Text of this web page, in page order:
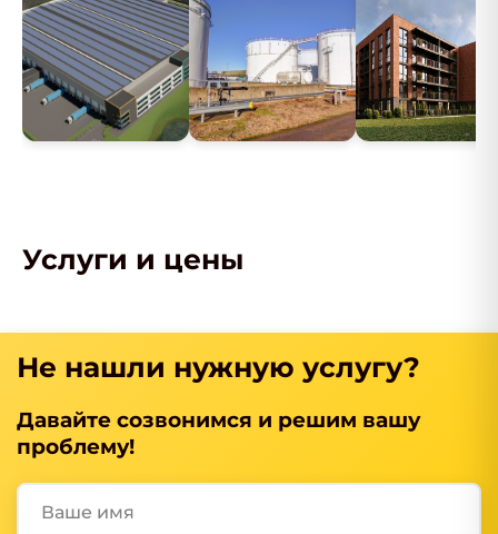
Услуги и цены
Не нашли нужную услугу?
Давайте созвонимся и решим вашу
проблему!